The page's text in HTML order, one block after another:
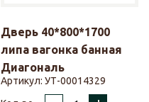
Дверь 40*800*1700
липа вагонка банная
Диагональ
Артикул: УТ-00014329